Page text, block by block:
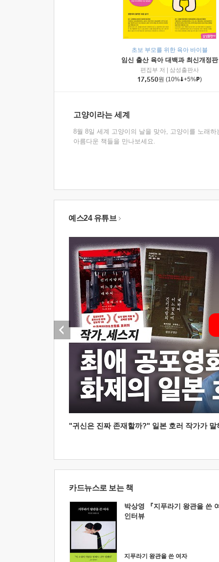
초보 부모를 위한 육아 바이블
임신 출산 육아 대백과 최신개정판
편집부 저
삼성출판사
17,550원 (10% +5% )
고양이라는 세계
8월 8일 세계 고양이의 날을 맞아, 고양이를 노래하
아름다운 책들을 만나보세요.
예스24 유튜브
"귀신은 진짜 존재할까?" 일본 호러 작가가
카드뉴스로 보는 책
박상영 『지푸라기 왕관을 쓴
인터뷰
지푸라기 왕관을 쓴 여자